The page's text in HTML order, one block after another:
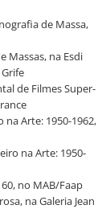
de Massa,
Massas, na Esdi
de Filmes Super-
na Arte: 1950-1962,
na Arte: 1950-
no MAB/Faap
na Galeria Jean